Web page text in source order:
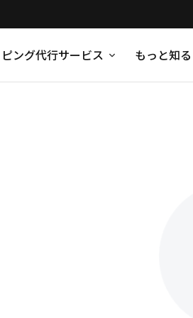
ング代行サービス もっと知る